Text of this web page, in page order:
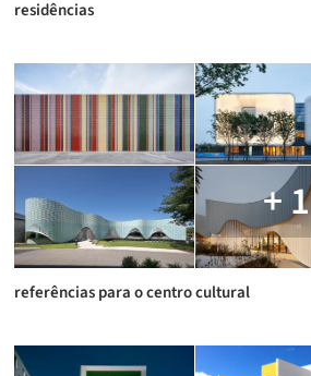
residências
+ 1
referências para o centro cultural